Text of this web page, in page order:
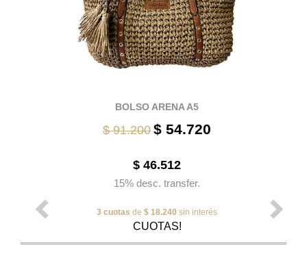
BOLSO ARENA A5
$ 91.200 $ 54.720
$ 46.512
15% desc. transfer.
3 cuotas de $ 18.240 sin interés
CUOTAS!